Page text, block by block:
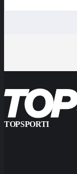
TOPSPORTI